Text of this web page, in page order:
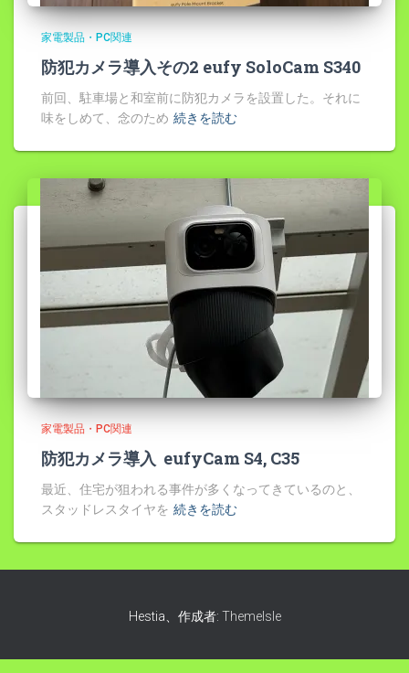
家電製品・PC関連
防犯カメラ導入その2 eufy SoloCam S340
前回、駐車場と和室前に防犯カメラを設置した。それに
味をしめて、念のため 続きを読む
家電製品・PC関連
防犯カメラ導入 eufyCam S4, C35
最近、住宅が狙われる事件が多くなってきているのと、
スタッドレスタイヤを 続きを読む
Hestia、作成者: ThemeIsle